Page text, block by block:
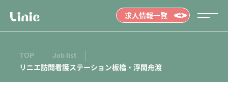
求人情報一覧
TOP
Job list
リニエ訪問看護ステーション板橋・浮間舟渡